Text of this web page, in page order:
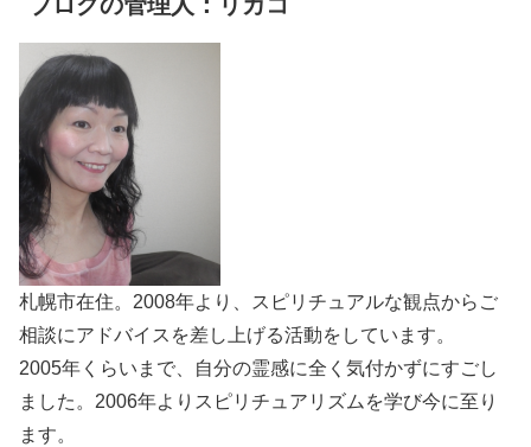
札幌市在住。2008年より、スピリチュアルな観点からご
相談にアドバイスを差し上げる活動をしています。
2005年くらいまで、自分の霊感に全く気付かずにすごし
ました。2006年よりスピリチュアリズムを学び今に至り
ます。